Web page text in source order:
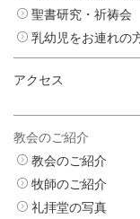
聖書研究・祈祷会
乳幼児をお連れの
アクセス
教会のご紹介
教会のご紹介
牧師のご紹介
礼拝堂の写真